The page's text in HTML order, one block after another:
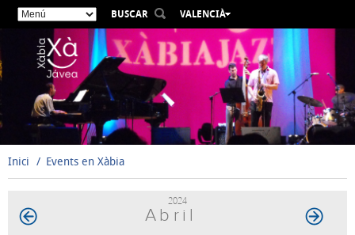
BUSCAR
VALENCIÀ
ESPAÑOL
ENGLISH
DEUTSCH
РУССКИЙ
Inici Events en Xàbia
2024
Abril